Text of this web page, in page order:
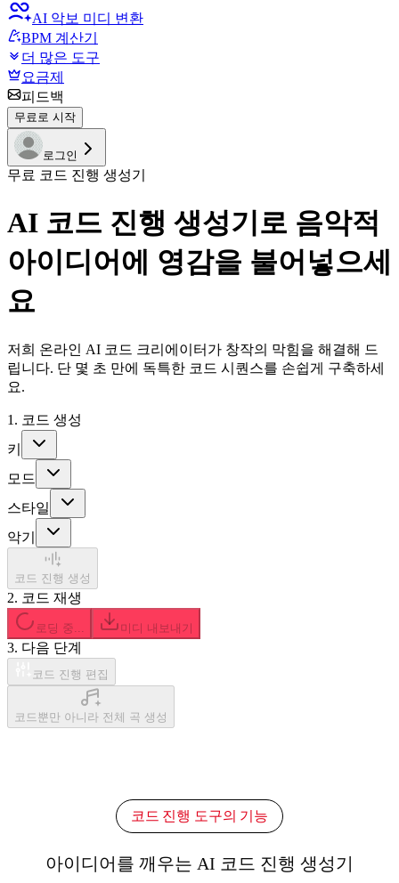
AI 악보 미디 변환
BPM 계산기
더 많은 도구
요금제
피드백
무료로 시작
로그인
무료 코드 진행 생성기
AI 코드 진행 생성기로 음악적
아이디어에 영감을 불어넣으세
요
저희 온라인 AI 코드 크리에이터가 창작의 막힘을 해결해 드
립니다. 단 몇 초 만에 독특한 코드 시퀀스를 손쉽게 구축하세
요.
1. 코드 생성
키
모드
스타일
악기
코드 진행 생성
2. 코드 재생
로딩 중... 미디 내보내기
3. 다음 단계
코드 진행 편집
코드뿐만 아니라 전체 곡 생성
코드 진행 도구의 기능
아이디어를 깨우는 AI 코드 진행 생성기